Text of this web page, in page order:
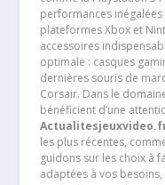
performances inégalées
plateformes Xbox et
accessoires
optimale : casques
dernières souris de
Corsair. Dans le
bénéficient d’une
les plus récentes,
guidons sur les choix à
adaptées à vos besoins,